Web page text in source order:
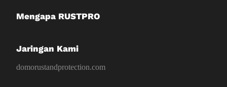
Mengapa RUSTPRO
Jaringan Kami
domorustandprotection.com